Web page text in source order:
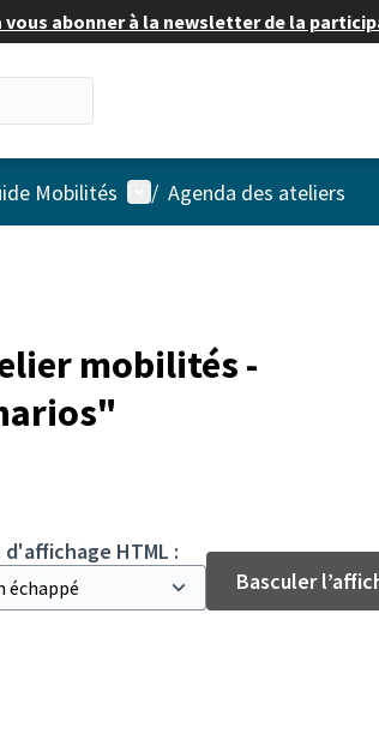
abonner à la newsletter de la
Mobilités Menu utilisateur
/ Agenda des ateliers
mobilités -
d'affichage HTML :
Basculer